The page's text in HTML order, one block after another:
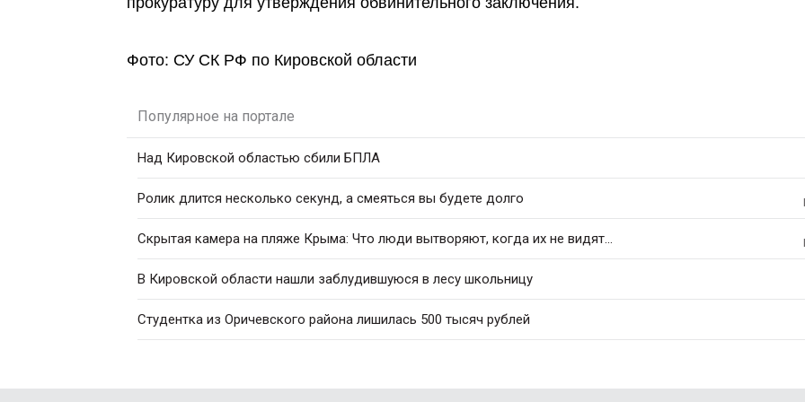
Фото: СУ СК РФ по Кировской области
Популярное на портале
Над Кировской областью сбили БПЛА
Ролик длится несколько секунд, а смеяться вы будете долго
Скрытая камера на пляже Крыма: Что люди вытворяют, когда их не видят...
В Кировской области нашли заблудившуюся в лесу школьницу
Студентка из Оричевского района лишилась 500 тысяч рублей